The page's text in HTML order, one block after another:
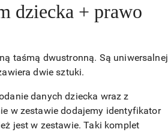
dziecka + prawo
taśmą dwustronną. Są uniwersalnej
dwie sztuki.
danych dziecka wraz z
w zestawie dodajemy identyfikator
jest w zestawie. Taki komplet